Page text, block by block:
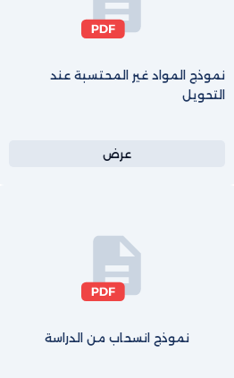
نموذج المواد غير المحتسبة عند
التحويل
عرض
نموذج انسحاب من الدراسة